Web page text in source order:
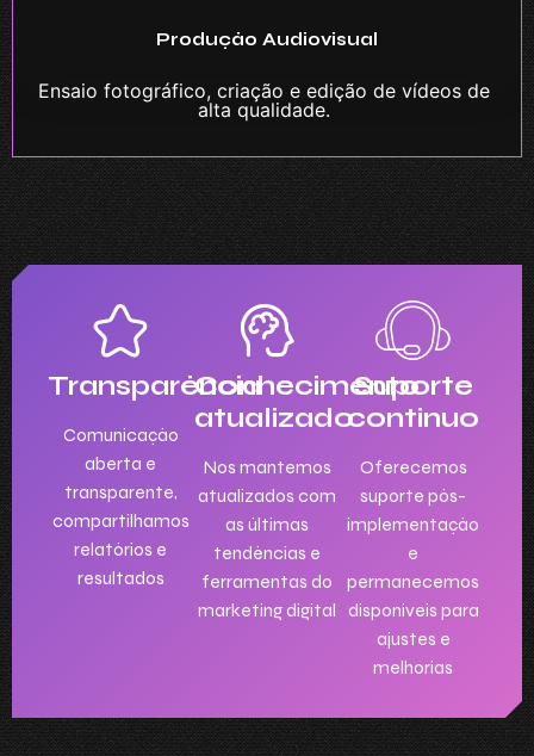
Ensaio fotográfico, criação e edição de vídeos de
alta qualidade.
Produção Audiovisual
Transparência
Comunicação
aberta e
transparente,
compartilhamos
relatórios e
resultados
Conhecimento
atualizado
Nos mantemos
atualizados com
as últimas
tendências e
ferramentas do
marketing digital
Suporte
contínuo
Oferecemos
suporte pós-
implementação
e
permanecemos
disponíveis para
ajustes e
melhorias